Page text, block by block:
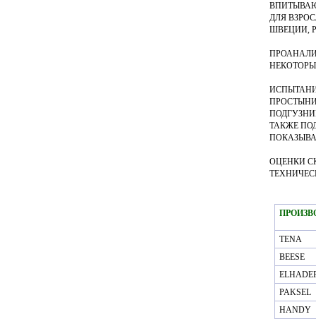
ДЛЯ
ШВЕЦИИ,
ТАКЖЕ
ОЦЕНКИ
TENA
BEESE
PAKSEL
HANDY